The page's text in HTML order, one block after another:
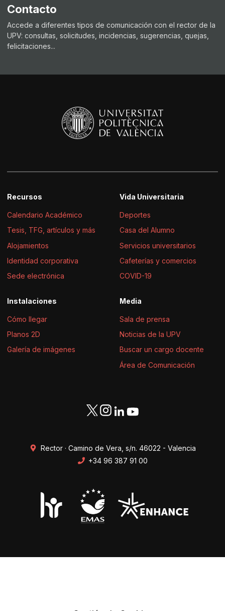
Contacto
Accede a diferentes tipos de comunicación con el rector de la
UPV: consultas, solicitudes, incidencias, sugerencias, quejas,
felicitaciones...
Recursos
Calendario Académico
Tesis, TFG, artículos y más
Alojamientos
Identidad corporativa
Sede electrónica
Vida Universitaria
Deportes
Casa del Alumno
Servicios universitarios
Cafeterías y comercios
COVID-19
Instalaciones
Cómo llegar
Planos 2D
Galería de imágenes
Media
Sala de prensa
Noticias de la UPV
Buscar un cargo docente
Área de Comunicación
Rector · Camino de Vera, s/n. 46022 - Valencia
+34 96 387 91 00